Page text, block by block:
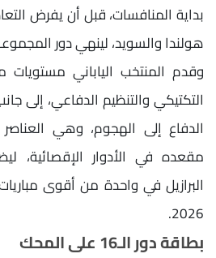
بداية المنافسات، قبل أن يفرض
هولندا والسويد، لينهي دور
وقدم المنتخب الياباني مستويات
التكتيكي والتنظيم الدفاعي، إلى
الدفاع إلى الهجوم، وهي
مقعده في الأدوار الإقصائية،
2026.
بطاقة دور الـ16 على المحك